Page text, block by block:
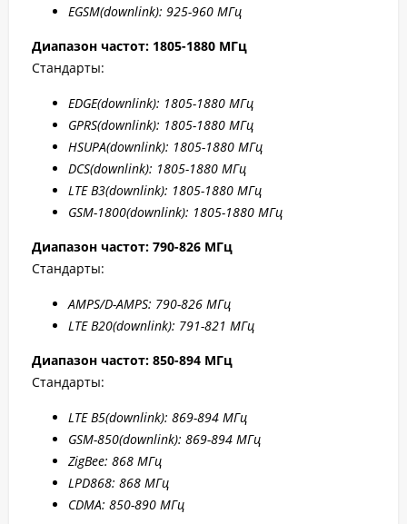
EGSM(downlink): 925-960 МГц
Диапазон частот: 1805-1880 МГц
Стандарты:
EDGE(downlink): 1805-1880 МГц
GPRS(downlink): 1805-1880 МГц
HSUPA(downlink): 1805-1880 МГц
DCS(downlink): 1805-1880 МГц
LTE B3(downlink): 1805-1880 МГц
GSM-1800(downlink): 1805-1880 МГц
Диапазон частот: 790-826 МГц
Стандарты:
AMPS/D-AMPS: 790-826 МГц
LTE B20(downlink): 791-821 МГц
Диапазон частот: 850-894 МГц
Стандарты:
LTE B5(downlink): 869-894 МГц
GSM-850(downlink): 869-894 МГц
ZigBee: 868 МГц
LPD868: 868 МГц
CDMA: 850-890 МГц